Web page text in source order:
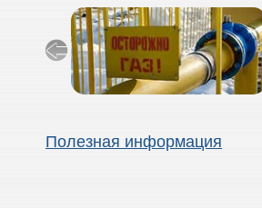
Полезная информация